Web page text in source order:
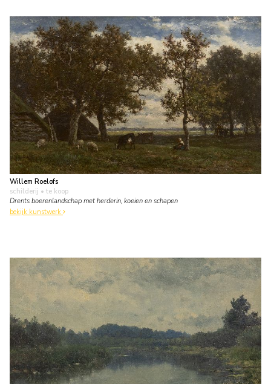
Willem Roelofs
schilderij • te koop
Drents boerenlandschap met herderin, koeien en schapen
bekijk kunstwerk